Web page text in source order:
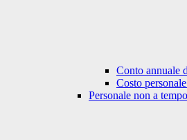
Conto annuale
Costo
Personale non a